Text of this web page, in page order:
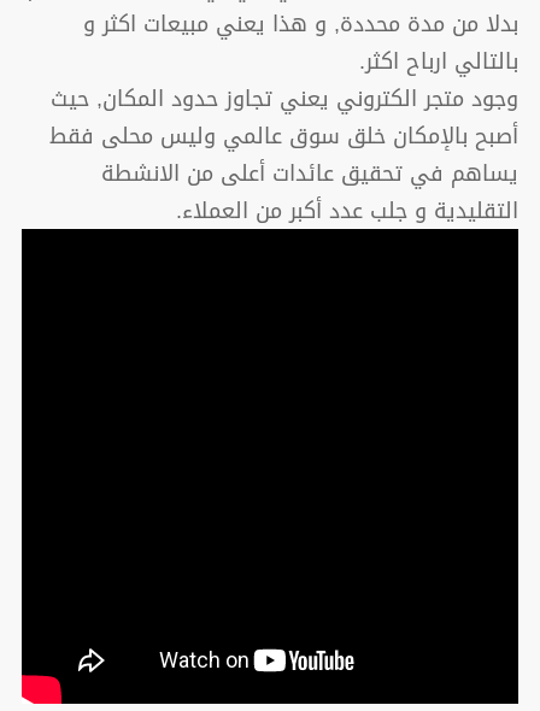
بدلا من مدة محددة, و هذا يعني مبيعات اكثر و
بالتالي ارباح اكثر.
وجود متجر الكتروني يعني تجاوز حدود المكان, حيث
أصبح بالإمكان خلق سوق عالمي وليس محلى فقط
يساهم في تحقيق عائدات أعلى من الانشطة
التقليدية و جلب عدد أكبر من العملاء.